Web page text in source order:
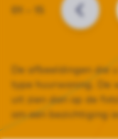
Slide
VORIGE
De afbeeldingen die
type huurwoning. De
uit zien dan op de
om een bezichtiging